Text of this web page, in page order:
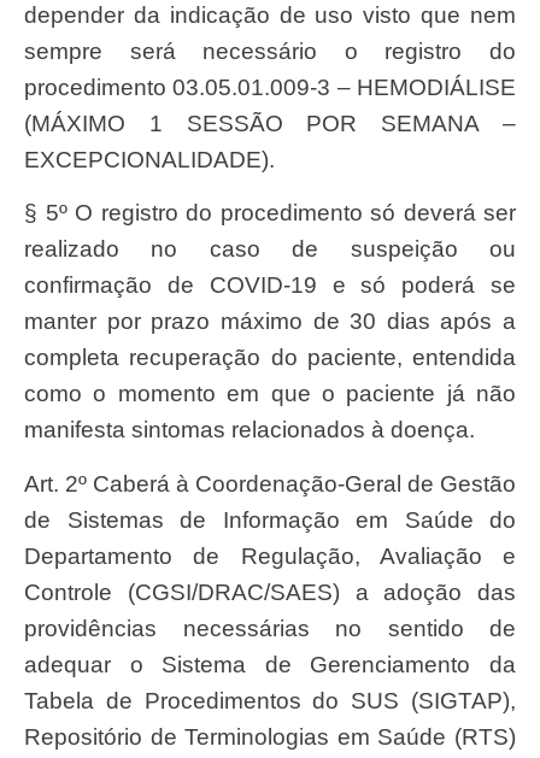
depender da indicação de uso visto que nem
sempre será necessário o registro do
procedimento 03.05.01.009-3 – HEMODIÁLISE
(MÁXIMO 1 SESSÃO POR SEMANA –
EXCEPCIONALIDADE).
§ 5º O registro do procedimento só deverá ser
realizado no caso de suspeição ou
confirmação de COVID-19 e só poderá se
manter por prazo máximo de 30 dias após a
completa recuperação do paciente, entendida
como o momento em que o paciente já não
manifesta sintomas relacionados à doença.
Art. 2º Caberá à Coordenação-Geral de Gestão
de Sistemas de Informação em Saúde do
Departamento de Regulação, Avaliação e
Controle (CGSI/DRAC/SAES) a adoção das
providências necessárias no sentido de
adequar o Sistema de Gerenciamento da
Tabela de Procedimentos do SUS (SIGTAP),
Repositório de Terminologias em Saúde (RTS)